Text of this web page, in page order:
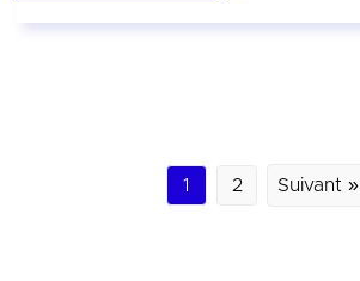
1 2 Suivant »